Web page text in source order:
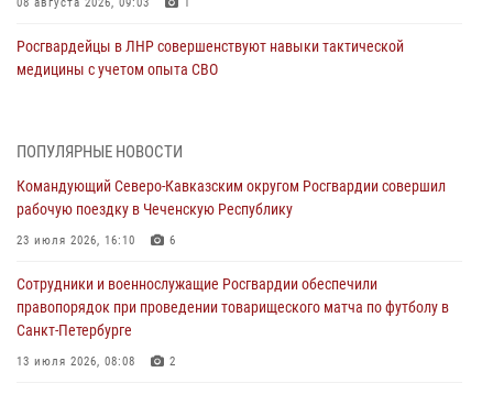
Росгвардейцы в ЛНР совершенствуют навыки тактической
медицины с учетом опыта СВО
Военнослужащие Софринской бригады Росгвардии встретились с
дорогой к Победе в СВО» (видео)
08 августа 2026, 07:00
настольному теннису ко Дню физкультурника
08 августа 2026, 07:00
Росгвардейцы обеспечили безопасность «Поезда Победы» в
ПОПУЛЯРНЫЕ НОВОСТИ
Командующий Северо-Кавказским округом Росгвардии совершил
рабочую поездку в Чеченскую Республику
23 июля 2026, 16:10 6
Сотрудники и военнослужащие Росгвардии обеспечили
правопорядок при проведении товарищеского матча по футболу в
Санкт-Петербурге
13 июля 2026, 08:08 2